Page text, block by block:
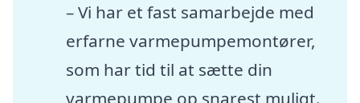
– Vi har et fast samarbejde med
erfarne varmepumpemontører,
som har tid til at sætte din